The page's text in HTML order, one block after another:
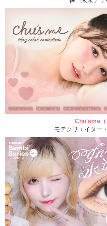
Chu'sme（
モテクリエイター